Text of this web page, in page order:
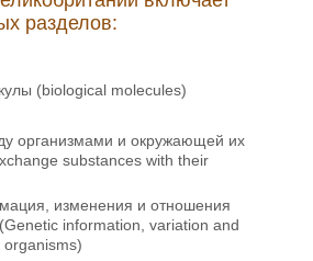
разделов:
(biological molecules)
организмами и окружающей их
substances with their
изменения и отношения
information, variation and